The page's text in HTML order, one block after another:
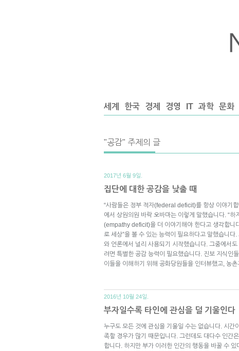
세계 한국 경제 경영 IT 과학 문화
"공감" 주제의 글
2017년 6월 9일.
집단에 대한 공감을 낮출 때
“사람들은 정부 적자(federal deficit)를 항상 이야기
에서 상원의원 바락 오바마는 이렇게 말했습니다. “
(empathy deficit)을 더 이야기해야 한다고 생각합니
로 세상”을 볼 수 있는 능력이 필요하다고 말했습니다.
와 언론에서 널리 사용되기 시작했습니다. 그중에서
려면 특별한 공감 능력이 필요했습니다. 진보 지식인
이들을 이해하기 위해 공화당원들을 인터뷰했고, 농촌
2016년 10월 24일.
부자일수록 타인에 관심을 덜 기울인다
누구도 모든 것에 관심을 기울일 수는 없습니다. 시간
족할 경우가 많기 때문입니다. 그런데도 대다수 인간
합니다. 하지만 부가 이러한 인간의 행동을 바꿀 수